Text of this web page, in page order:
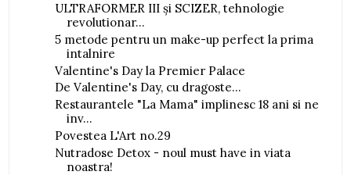
ULTRAFORMER III și SCIZER, tehnologie
revolutionar...
5 metode pentru un make-up perfect la prima
intalnire
Valentine's Day la Premier Palace
De Valentine's Day, cu dragoste...
Restaurantele "La Mama" implinesc 18 ani si ne
inv...
Povestea L'Art no.29
Nutradose Detox - noul must have in viata
noastra!